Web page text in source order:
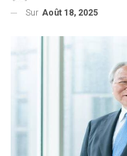
Sur Août 18, 2025